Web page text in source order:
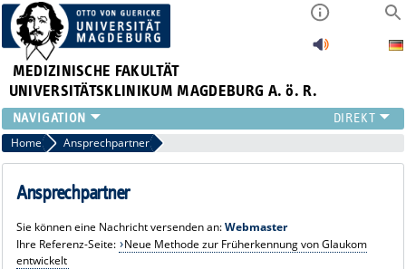
MEDIZINISCHE FAKULTÄT
UNIVERSITÄTSKLINIKUM MAGDEBURG A. ö. R.
INSTITUTE
KLINIKEN
ZENTRALE EINRICHTUNGEN
PRESSE
ÜBER UNS
Home Ansprechpartner
Ansprechpartner
Sie können eine Nachricht versenden an:Webmaster
Ihre Referenz-Seite: Neue Methode zur Früherkennung von Glaukom
entwickelt